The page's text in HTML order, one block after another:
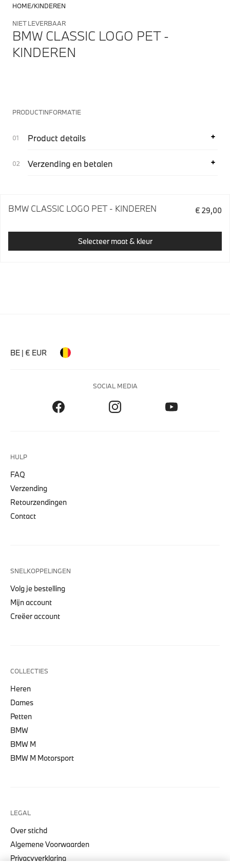
HOME KINDEREN
NIET LEVERBAAR
BMW CLASSIC LOGO PET -
KINDEREN
PRODUCTINFORMATIE
Product details
Verzending en betalen
BMW CLASSIC LOGO PET - KINDEREN € 29,00
Selecteer maat & kleur
BE | € EUR
SOCIAL MEDIA
HULP
FAQ
Verzending
Retourzendingen
Contact
SNELKOPPELINGEN
Volg je bestelling
Mijn account
Creëer account
COLLECTIES
Heren
Dames
Petten
BMW
BMW M
BMW M Motorsport
LEGAL
Over stichd
Algemene Voorwaarden
Privacyverklaring